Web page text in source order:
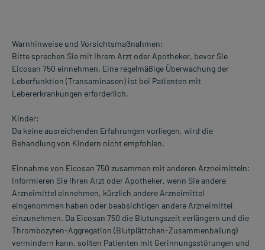
Warnhinweise und Vorsichtsmaßnahmen:
Bitte sprechen Sie mit Ihrem Arzt oder Apotheker, bevor Sie
Eicosan 750 einnehmen. Eine regelmäßige Überwachung der
Leberfunktion (Transaminasen) ist bei Patienten mit
Lebererkrankungen erforderlich.
Kinder:
Da keine ausreichenden Erfahrungen vorliegen, wird die
Behandlung von Kindern nicht empfohlen.
Einnahme von Eicosan 750 zusammen mit anderen Arzneimitteln:
Informieren Sie Ihren Arzt oder Apotheker, wenn Sie andere
Arzneimittel einnehmen, kürzlich andere Arzneimittel
eingenommen haben oder beabsichtigen andere Arzneimittel
einzunehmen. Da Eicosan 750 die Blutungszeit verlängern und die
Thrombozyten-Aggregation (Blutplättchen-Zusammenballung)
vermindern kann, sollten Patienten mit Gerinnungsstörungen und